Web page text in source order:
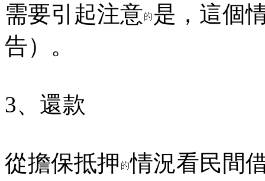
需要引起注意 是，這個
告）。
3、還款
從擔保抵押 情況看民間